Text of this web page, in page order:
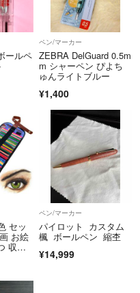
ールペ
ペン/マーカー
ZEBRA DelGuard 0.5m
m シャーペン ぴよち
ゅんライトブルー
¥1,400
セッ
お絵
収納
ペン/マーカー
パイロット カスタム
楓 ボールペン 縮杢
¥14,999